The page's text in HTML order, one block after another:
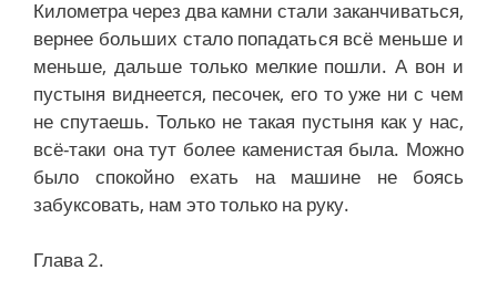
Километра через два камни стали заканчиваться,
вернее больших стало попадаться всё меньше и
меньше, дальше только мелкие пошли. А вон и
пустыня виднеется, песочек, его то уже ни с чем
не спутаешь. Только не такая пустыня как у нас,
всё-таки она тут более каменистая была. Можно
было спокойно ехать на машине не боясь
забуксовать, нам это только на руку.
Глава 2.